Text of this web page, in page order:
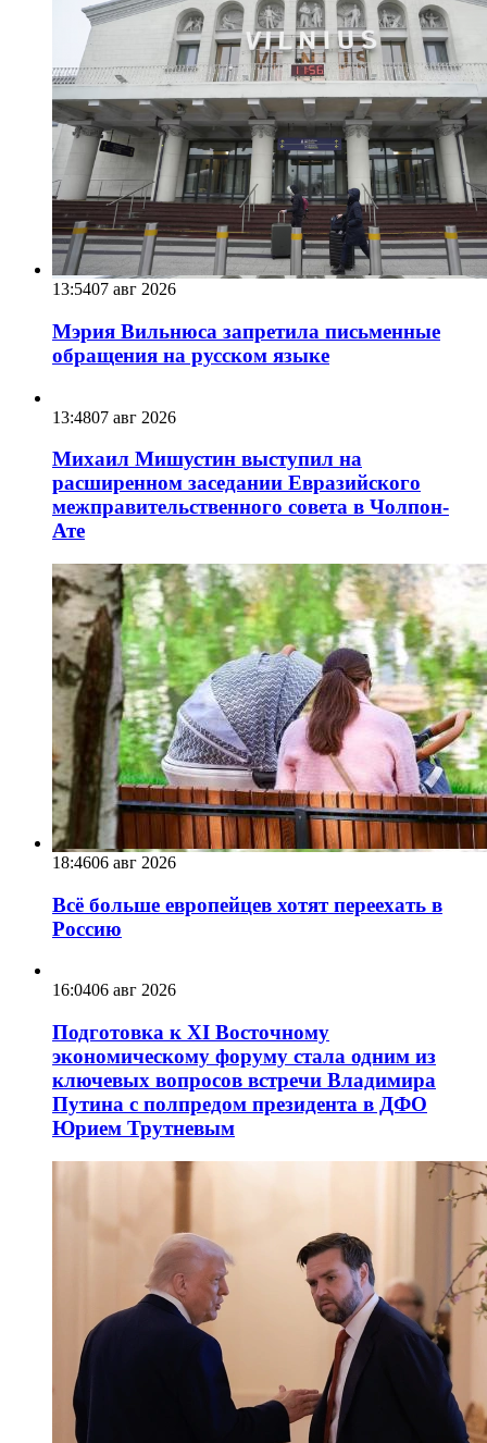
13:5407 авг 2026
Мэрия Вильнюса запретила письменные
обращения на русском языке
13:4807 авг 2026
Михаил Мишустин выступил на
расширенном заседании Евразийского
межправительственного совета в Чолпон-
Ате
18:4606 авг 2026
Всё больше европейцев хотят переехать в
Россию
16:0406 авг 2026
Подготовка к XI Восточному
экономическому форуму стала одним из
ключевых вопросов встречи Владимира
Путина с полпредом президента в ДФО
Юрием Трутневым